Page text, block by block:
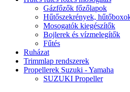
Gázfőzők főzőlapok
Hűtőszekrények,
Mosogatók kiegészítők
Bojlerek és vízmelegítők
Fűtés
Ruházat
Trimmlap rendszerek
Propellerek Suzuki - Yamaha
SUZUKI Propeller